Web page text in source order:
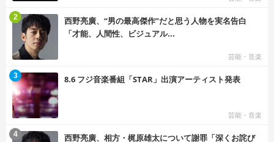
西野亮廣、“男の最高傑作”だと思う人物を実名告白
「才能、人間性、ビジュアル...
芸能・音楽
2
8.6 フジ音楽番組「STAR」出演アーティスト発表
芸能・音楽
3
西野亮廣、相方・梶原雄太について謝罪「深くお詫び
4